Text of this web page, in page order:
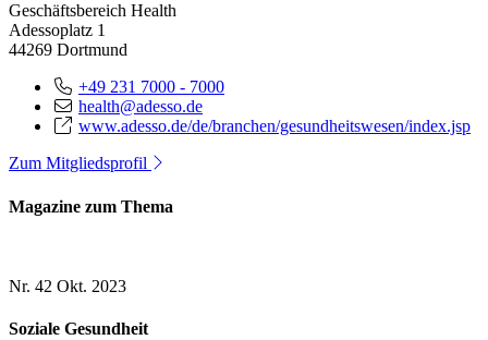
Geschäftsbereich Health
Adessoplatz 1
44269 Dortmund
+49 231 7000 - 7000
health@adesso.de
www.adesso.de/de/branchen/gesundheitswesen/index.jsp
Zum Mitgliedsprofil
Magazine zum Thema
Nr. 42 Okt. 2023
Soziale Gesundheit